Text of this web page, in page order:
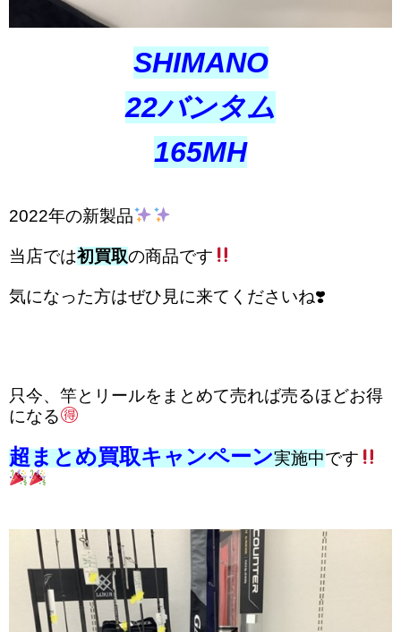
SHIMANO
22バンタム
165MH
2022年の新製品
当店では初買取の商品です
気になった方はぜひ見に来てくださいね❣️
只今、竿とリールをまとめて売れば売るほどお得
になる
超まとめ買取キャンペーン実施中です